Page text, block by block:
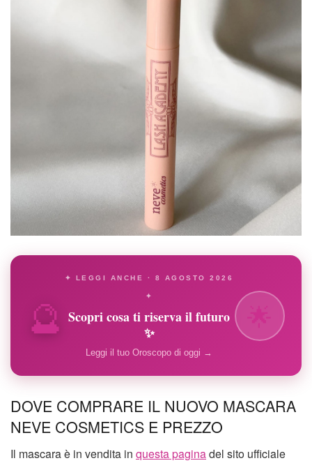
🔮
✦ LEGGI ANCHE · 8 AGOSTO 2026
✦
Scopri cosa ti riserva il futuro
✨
Leggi il tuo Oroscopo di oggi →
DOVE COMPRARE IL NUOVO MASCARA
NEVE COSMETICS E PREZZO
Il mascara è in vendita in questa paginadel sito ufficiale